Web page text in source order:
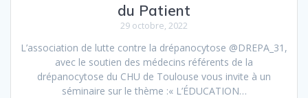
du Patient
29 octobre, 2022
L’association de lutte contre la drépanocytose @DREPA_31,
avec le soutien des médecins référents de la
drépanocytose du CHU de Toulouse vous invite à un
séminaire sur le thème :« L’ÉDUCATION…